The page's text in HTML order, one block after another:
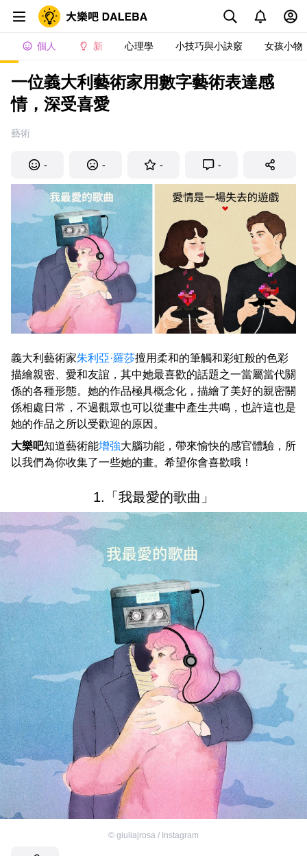
個人 新 心理學 小技巧與小訣竅 女孩小物
一位義大利藝術家用數字藝術表達感
情，深受喜愛
藝術
- - - -
義大利藝術家朱利亞·羅莎擅用柔和的筆觸和彩虹般的色彩
描繪親密、愛和友誼，其中她最喜歡的話題之一當屬當代關
係的各種形態。她的作品極具概念化，描繪了美好的親密關
係相處日常，不過觀眾也可以從畫中產生共鳴，也許這也是
她的作品之所以受歡迎的原因。
大樂吧知道藝術能增強大腦功能，帶來愉快的感官體驗，所
以我們為你收集了一些她的畫。希望你會喜歡哦！
1.「我最愛的歌曲」
© giuliajrosa / Instagram